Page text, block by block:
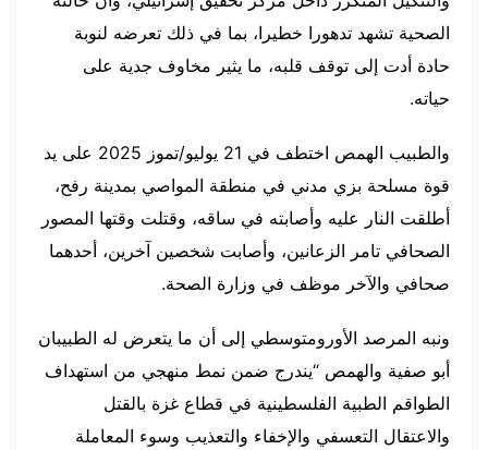
الصحية تشهد تدهورا خطيرا، بما في ذلك تعرضه لنوبة
حادة أدت إلى توقف قلبه، ما يثير مخاوف جدية على
حياته.
والطبيب الهمص اختطف في 21 يوليو/تموز 2025 على يد
قوة مسلحة بزي مدني في منطقة المواصي بمدينة رفح،
أطلقت النار عليه وأصابته في ساقه، وقتلت وقتها المصور
الصحافي تامر الزعانين، وأصابت شخصين آخرين، أحدهما
صحافي والآخر موظف في وزارة الصحة.
ونبه المرصد الأورومتوسطي إلى أن ما يتعرض له الطبيبان
أبو صفية والهمص “يندرج ضمن نمط منهجي من استهداف
الطواقم الطبية الفلسطينية في قطاع غزة بالقتل
والاعتقال التعسفي والإخفاء والتعذيب وسوء المعاملة